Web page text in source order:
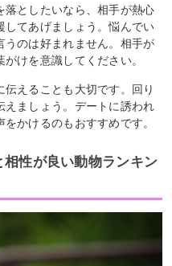
としたいなら、相手が熱心
してあげましょう。悩んでい
うのは好まれません。相手が
けを意識してください。
えることも大切です。回り
えましょう。デートに誘われ
かけるのもおすすめです。
性が良い動物ランキン